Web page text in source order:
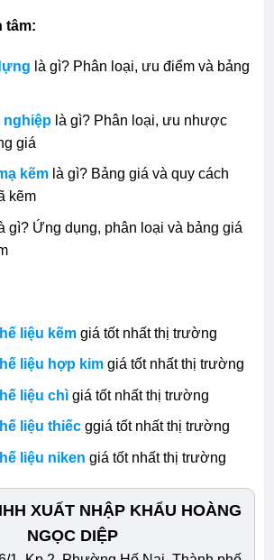
tâm:
là gì? Phân loại, ưu điểm và bảng
nghiệplà gì? Phân loại, ưu nhược
giá
kẽmlà gì? Bảng giá và quy cách
kẽm
gì? Ứng dụng, phân loại và bảng giá
liệu kẽmgiá tốt nhất thị trường
liệu hợp kimgiá tốt nhất thị trường
liệu chìgiá tốt nhất thị trường
liệu thiếcggiá tốt nhất thị trường
liệu niken giá tốt nhất thị trường
XUẤT NHẬP KHẨU HOÀNG
NGỌC DIỆP